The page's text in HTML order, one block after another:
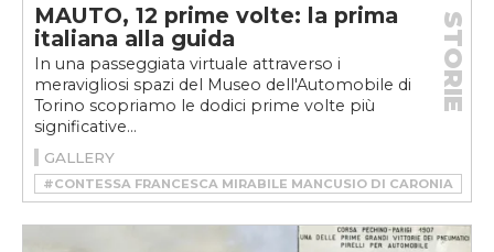
MAUTO, 12 prime volte: la prima
italiana alla guida
In una passeggiata virtuale attraverso i
meravigliosi spazi del Museo dell'Automobile di
Torino scopriamo le dodici prime volte più
significative...
STORIE
GALLERY
#CONTESSA FRANCESCA MIRABILE MANCUSIO DI CARONIA
#ISOTTA FRASCHINI AN 20/30 HP
#MAUTO 12 PRIME VOLTE
#PATENTE